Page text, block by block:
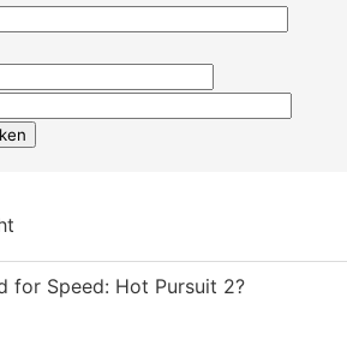
for Speed: Hot Pursuit 2?